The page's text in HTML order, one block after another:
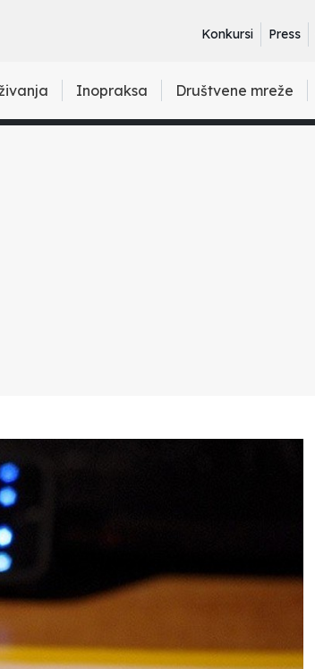
Konkursi Press
Inopraksa Društvene mreže